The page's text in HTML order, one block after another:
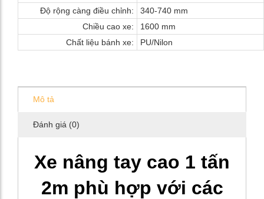
Độ rộng càng điều chỉnh:
340-740 mm
Chiều cao xe:
1600 mm
Chất liệu bánh xe:
PU/Nilon
Mô tả
Đánh giá (0)
Xe nâng tay cao 1 tấn
2m phù hợp với các